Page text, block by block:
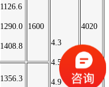
4.3
4.5
4.9
1126.6
1290.0
1408.8
1600 4020
1356.3